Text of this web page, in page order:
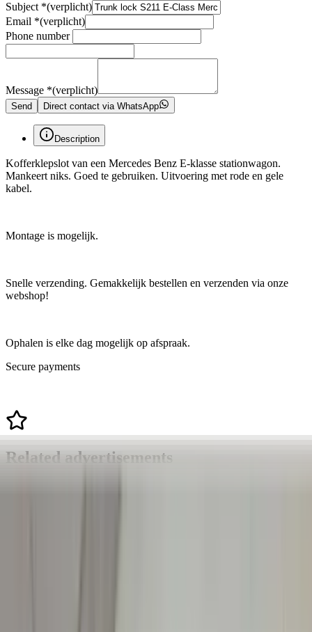
Subject *(verplicht)
Email *(verplicht)
Phone number
Message *(verplicht)
Send Direct contact via WhatsApp
Description
Kofferklepslot van een Mercedes Benz E-klasse stationwagon.
Mankeert niks. Goed te gebruiken. Uitvoering met rode en gele
kabel.
Montage is mogelijk.
Snelle verzending. Gemakkelijk bestellen en verzenden via onze
webshop!
Ophalen is elke dag mogelijk op afspraak.
Secure payments
Related advertisements